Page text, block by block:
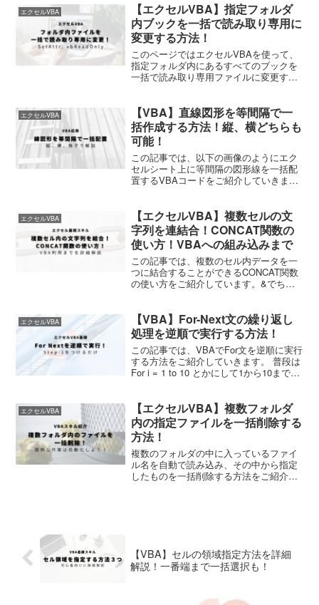
ご紹介していきます。 初心者用に画像を
使って解説して...
エクセルVBA
【エクセルVBA】指定フォルダ
内ブックを一括で読み取り専用に
変更する方法！
このページではエクセルVBAを使って、
指定フォルダ内にあるすべてのブックを
一括で読み取り専用ファイルに変更する
思いますので、ぜひ以降で紹介するVBA
コードをサクッと実...
エクセルVBA
【VBA】直線図形を等間隔で一
括作成する方法！縦、横どちらも
可能！
この記事では、以下の画像のようにエク
セルシート上に等間隔の図形線を一括配
置するVBAコードをご紹介していきま
うになっています。 横方向に配置する方
法、縦方向に配置する...
エクセルVBA
【エクセルVBA】複数セルの文
字列を連結合！CONCAT関数の
使い方！VBAへの組み込みまで
この記事では、複数のセル内データを一
つに結合することができるCONCAT関数
の使い方をご紹介しています。&でちま
エクセルVBA
【VBA】For-Next文の繰り返し
処理を逆順で実行する方法！
この記事では、VBAでFor文を逆順に実行
する方法をご紹介していきます。 普段は
For i = 1 to 10 とかにして1から10まで繰
あなたのやりたいことと一...
エクセルVBA
【エクセルVBA】複数フォルダ
内の指定ファイルを一括削除する
方法！
複数のフォルダの中に入っているファイ
ル名を自動で読み込み、その中から指定
したものを一括削除する方法をご紹介し
【VBA】セルの領域指定方法を詳細
解説！一番端まで一括選択も！